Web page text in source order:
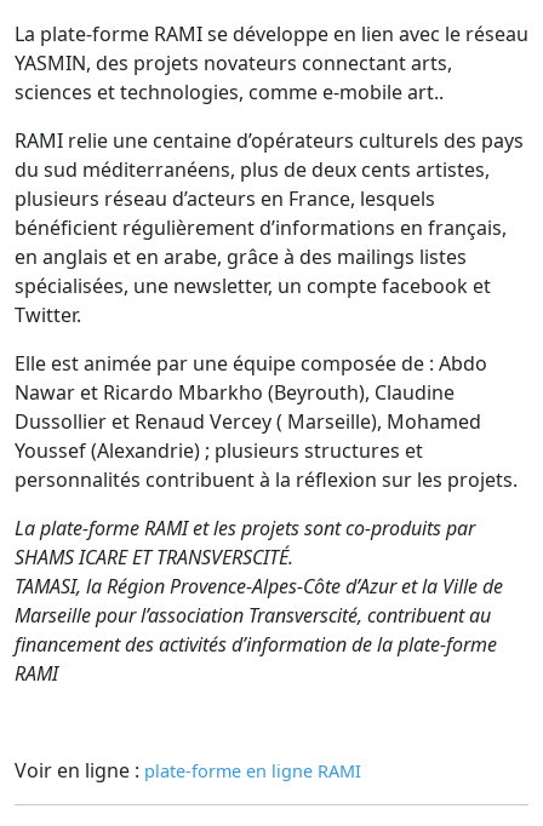
La plate-forme RAMI se développe en lien avec le réseau
YASMIN, des projets novateurs connectant arts,
sciences et technologies, comme e-mobile art..
RAMI relie une centaine d’opérateurs culturels des pays
du sud méditerranéens, plus de deux cents artistes,
plusieurs réseau d’acteurs en France, lesquels
bénéficient régulièrement d’informations en français,
en anglais et en arabe, grâce à des mailings listes
spécialisées, une newsletter, un compte facebook et
Twitter.
Elle est animée par une équipe composée de : Abdo
Nawar et Ricardo Mbarkho (Beyrouth), Claudine
Dussollier et Renaud Vercey ( Marseille), Mohamed
Youssef (Alexandrie) ; plusieurs structures et
personnalités contribuent à la réflexion sur les projets.
La plate-forme RAMI et les projets sont co-produits par
SHAMS ICARE ET TRANSVERSCITÉ.
TAMASI, la Région Provence-Alpes-Côte d’Azur et la Ville de
Marseille pour l’association Transverscité, contribuent au
financement des activités d’information de la plate-forme
RAMI
Voir en ligne : plate-forme en ligne RAMI